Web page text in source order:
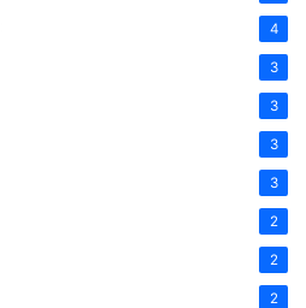
4
3
3
3
3
2
2
2